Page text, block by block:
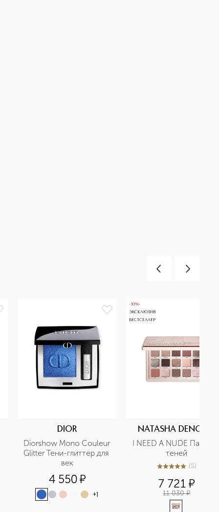
DIOR
Diorshow Mono Couleur
Glitter Тени-глиттер для
век
4 550¤
+1
-30%
ЭКСКЛЮЗИВ
БЕСТСЕЛЛЕР
NATASHA DENONA
I NEED A NUDE Палетка
теней
5из 55 (5)
7 721 ¤
11 030 ¤